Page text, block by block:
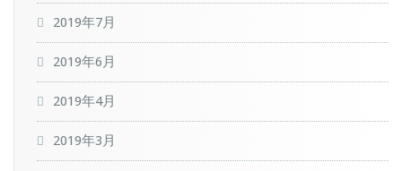
2019年7月
2019年6月
2019年4月
2019年3月